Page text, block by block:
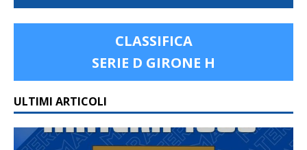
CLASSIFICA
SERIE D GIRONE H
ULTIMI ARTICOLI